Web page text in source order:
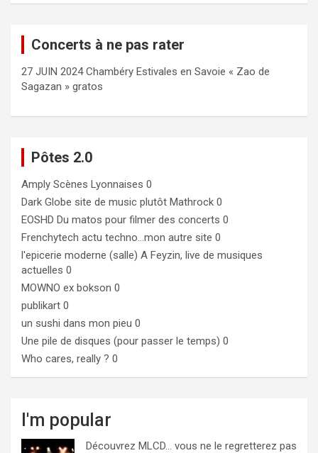
Concerts à ne pas rater
27 JUIN 2024 Chambéry Estivales en Savoie « Zao de
Sagazan » gratos
Pôtes 2.0
Amply Scènes Lyonnaises 0
Dark Globe site de music plutôt Mathrock 0
EOSHD Du matos pour filmer des concerts 0
Frenchytech actu techno…mon autre site 0
l'epicerie moderne (salle) A Feyzin, live de musiques
actuelles 0
MOWNO ex bokson 0
publikart 0
un sushi dans mon pieu 0
Une pile de disques (pour passer le temps) 0
Who cares, really ? 0
I'm popular
Découvrez MLCD… vous ne le regretterez pas